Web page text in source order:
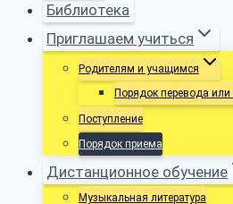
Библиотека
Приглашаем учиться
Родителям и учащимся
Порядок перевода или
Поступление
Порядок приема
Дистанционное обучение
Музыкальная литература